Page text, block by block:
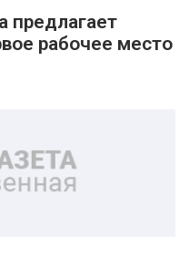
предлагает
рабочее место